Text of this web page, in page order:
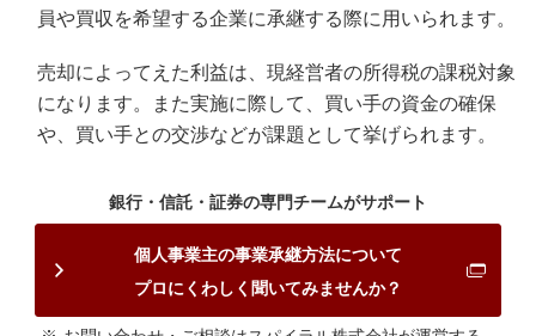
員や買収を希望する企業に承継する際に用いられます。
売却によってえた利益は、現経営者の所得税の課税対象
になります。また実施に際して、買い手の資金の確保
や、買い手との交渉などが課題として挙げられます。
銀行・信託・証券の専門チームがサポート
個人事業主の事業承継方法について
プロにくわしく聞いてみませんか？